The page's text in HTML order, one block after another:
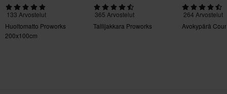
133 Arvostelut
Huoltomatto Proworks
200x100cm
365 Arvostelut
Tallijakkara Proworks
264 Arvostelut
Avokypärä